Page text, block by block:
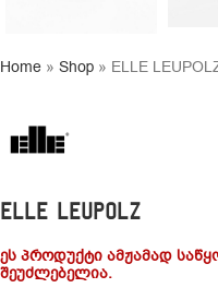
Home » Shop » ELLE
ELLE LEUPOLZ
ეს პროდუქტი ამჟამად
შეუძლებელია.